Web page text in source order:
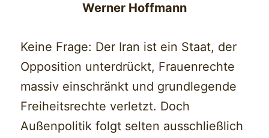
Werner Hoffmann
Keine Frage: Der Iran ist ein Staat, der
Opposition unterdrückt, Frauenrechte
massiv einschränkt und grundlegende
Freiheitsrechte verletzt. Doch
Außenpolitik folgt selten ausschließlich